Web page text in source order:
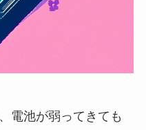
電池が弱ってきても